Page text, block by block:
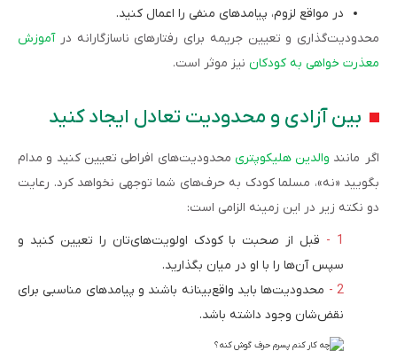
در مواقع لزوم، پیامدهای منفی را اعمال کنید.
محدودیت‌گذاری و تعیین جریمه برای رفتارهای ناسازگارانه درآموزش
معذرت خواهی به کودکان نیز موثر است.
بین آزادی و محدودیت تعادل ایجاد کنید
اگر مانند والدین هلیکوپتری محدودیت‌های افراطی تعیین کنید و مدام
بگویید «نه»، مسلما کودک به حرف‌های شما توجهی نخواهد کرد. رعایت
دو نکته زیر در این زمینه الزامی است:
قبل از صحبت با کودک اولویت‌های‌تان را تعیین کنید و
سپس آن‌ها را با او در میان بگذارید.
محدودیت‌ها باید واقع‌بینانه باشند و پیامدهای مناسبی برای
نقض‌شان وجود داشته باشد.